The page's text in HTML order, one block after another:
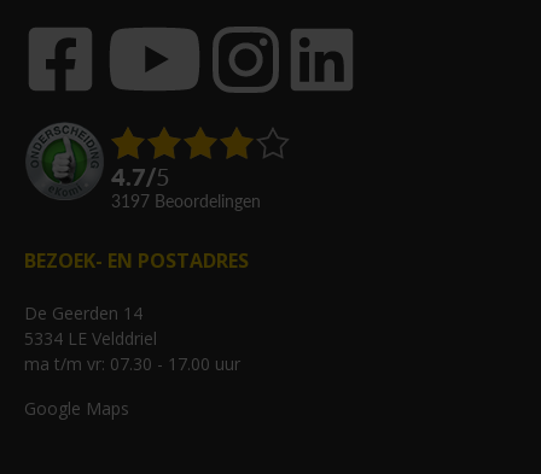
4.7/5
3197 beoordelingen
BEZOEK- EN POSTADRES
De Geerden 14
5334 LE Velddriel
ma t/m vr: 07.30 - 17.00 uur
Google Maps